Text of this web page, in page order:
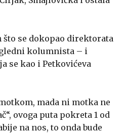
se dokopao direktorata
kolumnista – i
se kao i Petkovićeva
mada ni motka ne
ovoga puta pokreta 1 od
na nos, to onda bude